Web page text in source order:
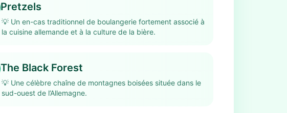
Pretzels
💡 Un en-cas traditionnel de boulangerie fortement associé à
la cuisine allemande et à la culture de la bière.
The Black Forest
💡 Une célèbre chaîne de montagnes boisées située dans le
sud-ouest de l’Allemagne.